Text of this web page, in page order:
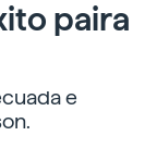
paira
e